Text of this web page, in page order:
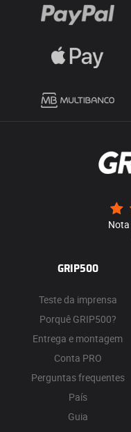
Nota
GRIP500
Teste da imprensa
Porquê GRIP500?
Entrega e montagem
Conta PRO
Perguntas frequentes
País
Guia